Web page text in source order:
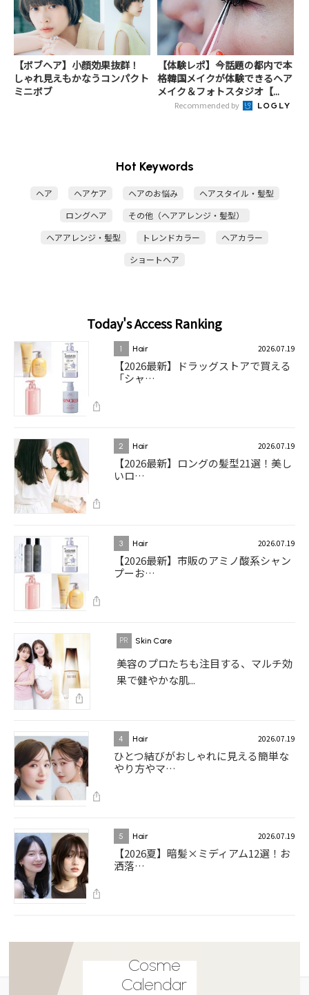
【ボブヘア】小顔効果抜群！
しゃれ見えもかなうコンパクト
ミニボブ
【体験レポ】今話題の都内で本
格韓国メイクが体験できるヘア
メイク＆フォトスタジオ【...
Recommended by
Hot Keywords
ヘア ヘアケア ヘアのお悩み
ヘアスタイル・髪型
ロングヘア
その他（ヘアアレンジ・髪型）
ヘアアレンジ・髪型
トレンドカラー
ヘアカラー
ショートヘア
Today's Access Ranking
1 Hair 2026.07.19
【2026最新】ドラッグストアで買える
「シャ…
2 Hair 2026.07.19
【2026最新】ロングの髪型21選！美し
いロ…
3 Hair 2026.07.19
【2026最新】市販のアミノ酸系シャン
プーお…
Skin Care
美容のプロたちも注目する、マルチ効
果で健やかな肌...
4 Hair 2026.07.19
ひとつ結びがおしゃれに見える簡単な
やり方やマ…
5 Hair 2026.07.19
【2026夏】暗髪×ミディアム12選！お
洒落…
Cosme
Calendar